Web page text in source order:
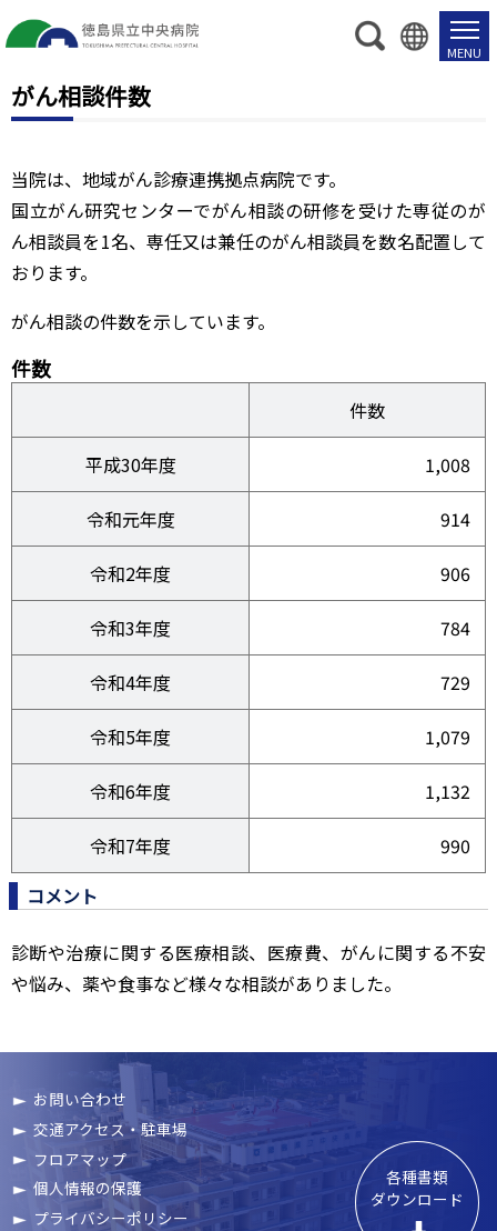
がん相談件数
当院は、地域がん診療連携拠点病院です。
国立がん研究センターでがん相談の研修を受けた専従のが
ん相談員を1名、専任又は兼任のがん相談員を数名配置して
おります。
がん相談の件数を示しています。
件数
件数
平成30年度 1,008
令和元年度 914
令和2年度 906
令和3年度 784
令和4年度 729
令和5年度 1,079
令和6年度 1,132
令和7年度
990
コメント
診断や治療に関する医療相談、医療費、がんに関する不安
や悩み、薬や食事など様々な相談がありました。
お問い合わせ
交通アクセス・駐車場
フロアマップ
個人情報の保護
プライバシーポリシー
各種書類
ダウンロード